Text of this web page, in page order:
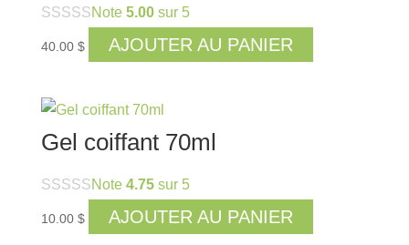
Note 5.00sur 5
40.00 $ AJOUTER AU PANIER
Gel coiffant 70ml
Note 4.75sur 5
10.00 $ AJOUTER AU PANIER